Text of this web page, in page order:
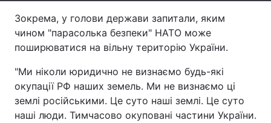
Зокрема, у голови держави запитали, яким
чином "парасолька безпеки" НАТО може
поширюватися на вільну територію України.
"Ми ніколи юридично не визнаємо будь-які
окупації РФ наших земель. Ми не визнаємо ці
землі російськими. Це суто наші землі. Це суто
наші люди. Тимчасово окуповані частини України.